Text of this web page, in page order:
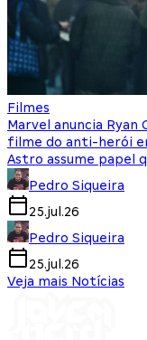
Filmes
Marvel anuncia
filme do anti-herói
Astro assume papel
Pedro Siqueira
25.jul.26
Pedro Siqueira
25.jul.26
Veja mais Notícias